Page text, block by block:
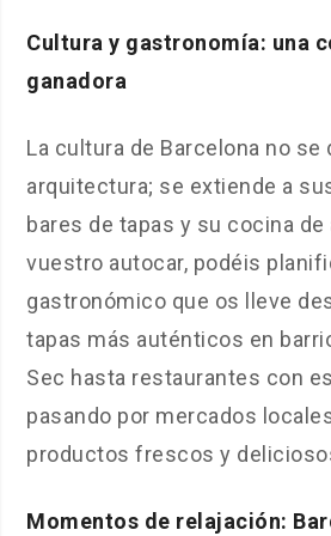
Cultura y gastronomía: una
ganadora
La cultura de Barcelona no se
arquitectura; se extiende a
bares de tapas y su cocina de
vuestro autocar, podéis
gastronómico que os lleve
tapas más auténticos en
Sec hasta restaurantes con
pasando por mercados
productos frescos y
Momentos de relajación: